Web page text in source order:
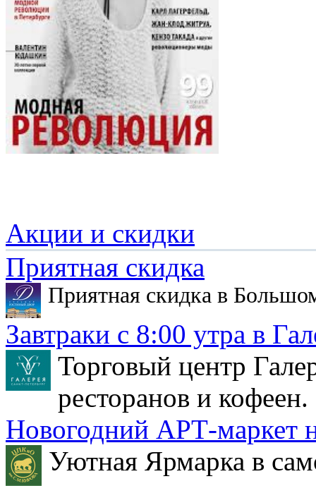
Акции и скидки
Приятная скидка
Приятная скидка в
Завтраки с 8:00 утра в
Торговый центр
ресторанов и кофеен.
Новогодний АРТ-маркет
Уютная Ярмарка в